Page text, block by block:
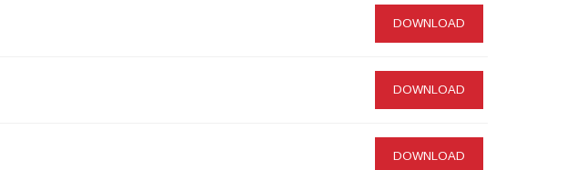
DOWNLOAD
DOWNLOAD
DOWNLOAD